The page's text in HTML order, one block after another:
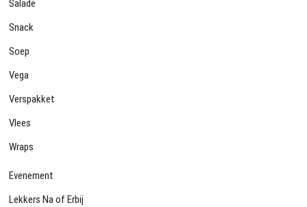
Salade
Snack
Soep
Vega
Verspakket
Vlees
Wraps
Evenement
Lekkers Na of Erbij